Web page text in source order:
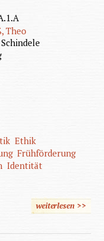
Theo
Ethik
Frühförderung
Identität
weiterlesen über
>>